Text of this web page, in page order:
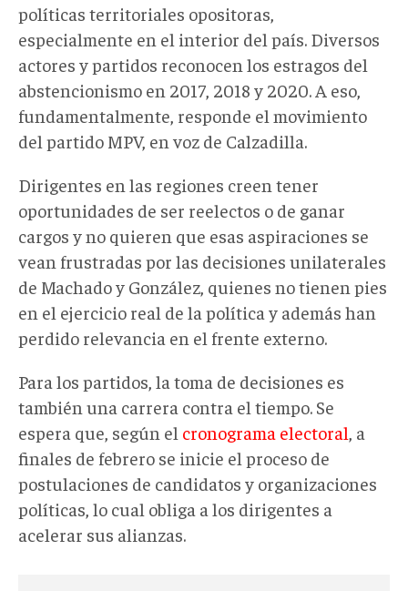
políticas territoriales opositoras,
especialmente en el interior del país. Diversos
actores y partidos reconocen los estragos del
abstencionismo en 2017, 2018 y 2020. A eso,
fundamentalmente, responde el movimiento
del partido MPV, en voz de Calzadilla.
Dirigentes en las regiones creen tener
oportunidades de ser reelectos o de ganar
cargos y no quieren que esas aspiraciones se
vean frustradas por las decisiones unilaterales
de Machado y González, quienes no tienen pies
en el ejercicio real de la política y además han
perdido relevancia en el frente externo.
Para los partidos, la toma de decisiones es
también una carrera contra el tiempo. Se
espera que, según el cronograma electoral , a
finales de febrero se inicie el proceso de
postulaciones de candidatos y organizaciones
políticas, lo cual obliga a los dirigentes a
acelerar sus alianzas.